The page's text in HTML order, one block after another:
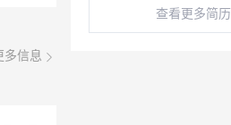
多信息
查看更多简历